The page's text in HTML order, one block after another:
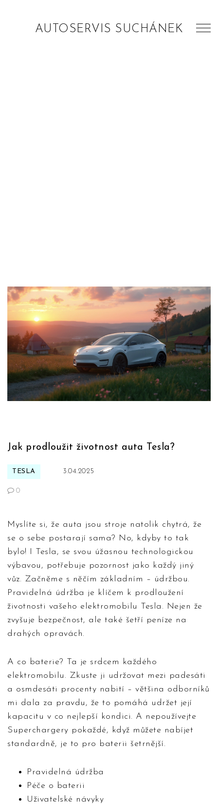
AUTOSERVIS SUCHÁNEK
Jak prodloužit životnost auta Tesla?
TESLA 3.04.2025
0
Myslíte si, že auta jsou stroje natolik chytrá, že
se o sebe postarají sama? No, kdyby to tak
bylo! I Tesla, se svou úžasnou technologickou
výbavou, potřebuje pozornost jako každý jiný
vůz. Začněme s něčím základním – údržbou.
Pravidelná údržba je klíčem k prodloužení
životnosti vašeho elektromobilu Tesla. Nejen že
zvyšuje bezpečnost, ale také šetří peníze na
drahých opravách.
A co baterie? Ta je srdcem každého
elektromobilu. Zkuste ji udržovat mezi padesáti
a osmdesáti procenty nabití – většina odborníků
mi dala za pravdu, že to pomáhá udržet její
kapacitu v co nejlepší kondici. A nepoužívejte
Superchargery pokaždé, když můžete nabíjet
standardně, je to pro baterii šetrnější.
Pravidelná údržba
Péče o baterii
Uživatelské návyky